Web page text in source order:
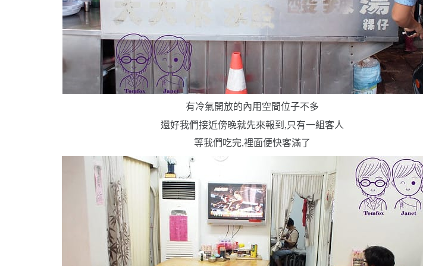
有冷氣開放的內用空間位子不多
還好我們接近傍晚就先來報到,只有一組客人
等我們吃完,裡面便快客滿了